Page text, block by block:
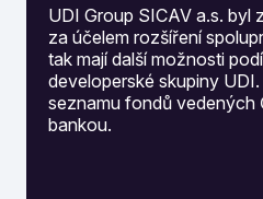
UDI Group SICAV a.s. byl
za účelem rozšíření
tak mají další možnosti
developerské skupiny
seznamu fondů vedených
bankou.